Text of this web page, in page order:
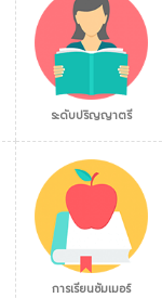
ระดับปริญญาตรี
การเรียนซัมเมอร์